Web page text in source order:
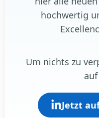
hochwertig
Um nichts zu
Jetzt